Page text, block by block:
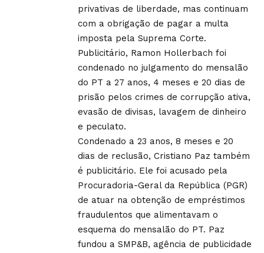
privativas de liberdade, mas continuam
com a obrigação de pagar a multa
imposta pela Suprema Corte.
Publicitário, Ramon Hollerbach foi
condenado no julgamento do mensalão
do PT a 27 anos, 4 meses e 20 dias de
prisão pelos crimes de corrupção ativa,
evasão de divisas, lavagem de dinheiro
e peculato.
Condenado a 23 anos, 8 meses e 20
dias de reclusão, Cristiano Paz também
é publicitário. Ele foi acusado pela
Procuradoria-Geral da República (PGR)
de atuar na obtenção de empréstimos
fraudulentos que alimentavam o
esquema do mensalão do PT. Paz
fundou a SMP&B, agência de publicidade